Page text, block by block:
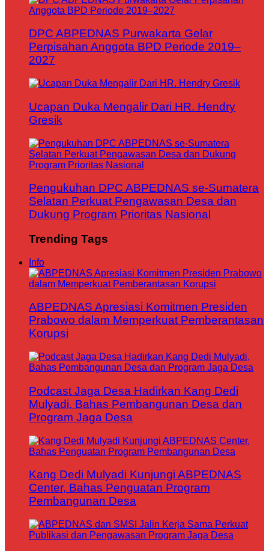
DPC ABPEDNAS Purwakarta Gelar
Perpisahan Anggota BPD Periode 2019–
2027
Ucapan Duka Mengalir Dari HR. Hendry
Gresik
Pengukuhan DPC ABPEDNAS se-Sumatera
Selatan Perkuat Pengawasan Desa dan
Dukung Program Prioritas Nasional
Trending Tags
Info
ABPEDNAS Apresiasi Komitmen Presiden
Prabowo dalam Memperkuat Pemberantasan
Korupsi
Podcast Jaga Desa Hadirkan Kang Dedi
Mulyadi, Bahas Pembangunan Desa dan
Program Jaga Desa
Kang Dedi Mulyadi Kunjungi ABPEDNAS
Center, Bahas Penguatan Program
Pembangunan Desa